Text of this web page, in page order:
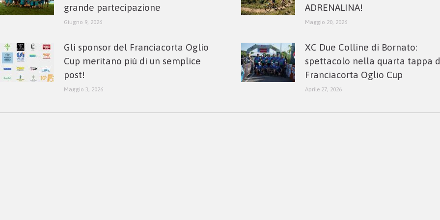
grande partecipazione
Giugno 9, 2026
ADRENALINA!
Maggio 20, 2026
Gli sponsor del Franciacorta Oglio
Cup meritano più di un semplice
post!
Maggio 3, 2026
XC Due Colline di Bornato:
spettacolo nella quarta tappa
Franciacorta Oglio Cup
Aprile 27, 2026